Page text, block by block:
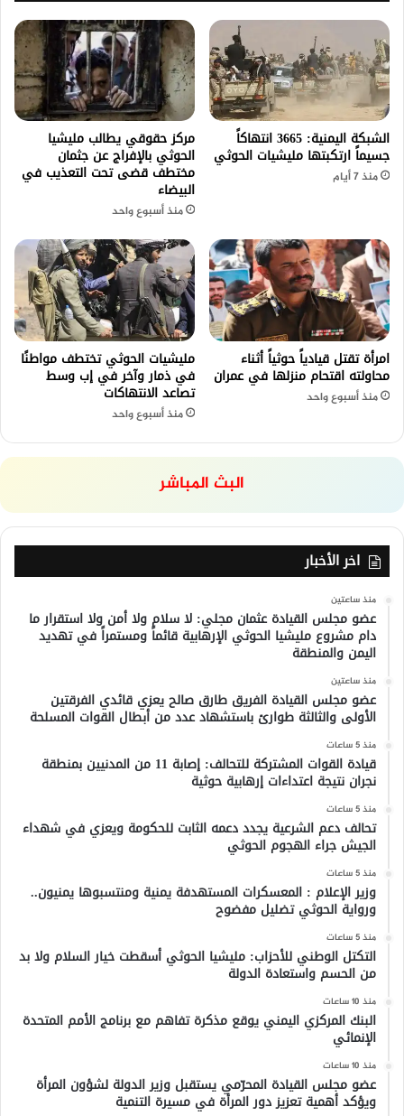
الشبكة اليمنية: 3665 انتهاكاً
جسيماً ارتكبتها مليشيات الحوثي
منذ 7 أيام
مركز حقوقي يطالب مليشيا
الحوثي بالإفراج عن جثمان
مختطف قضى تحت التعذيب في
البيضاء
منذ أسبوع واحد
امرأة تقتل قيادياً حوثياً أثناء
محاولته اقتحام منزلها في عمران
منذ أسبوع واحد
مليشيات الحوثي تختطف مواطنًا
في ذمار وآخر في إب وسط
تصاعد الانتهاكات
منذ أسبوع واحد
البث المباشر
اخر الأخبار
منذ ساعتين
عضو مجلس القيادة عثمان مجلي: لا سلام ولا أمن ولا استقرار ما
دام مشروع مليشيا الحوثي الإرهابية قائماً ومستمراً في تهديد
اليمن والمنطقة
منذ ساعتين
عضو مجلس القيادة الفريق طارق صالح يعزي قائدي الفرقتين
الأولى والثالثة طوارئ باستشهاد عدد من أبطال القوات المسلحة
منذ 5 ساعات
قيادة القوات المشتركة للتحالف: إصابة 11 من المدنيين بمنطقة
نجران نتيجة اعتداءات إرهابية حوثية
منذ 5 ساعات
تحالف دعم الشرعية يجدد دعمه الثابت للحكومة ويعزي في شهداء
الجيش جراء الهجوم الحوثي
منذ 5 ساعات
وزير الإعلام : المعسكرات المستهدفة يمنية ومنتسبوها يمنيون..
ورواية الحوثي تضليل مفضوح
منذ 5 ساعات
التكتل الوطني للأحزاب: مليشيا الحوثي أسقطت خيار السلام ولا بد
من الحسم واستعادة الدولة
منذ 10 ساعات
البنك المركزي اليمني يوقع مذكرة تفاهم مع برنامج الأمم المتحدة
الإنمائي
منذ 10 ساعات
عضو مجلس القيادة المحرّمي يستقبل وزير الدولة لشؤون المرأة
ويؤكد أهمية تعزيز دور المرأة في مسيرة التنمية